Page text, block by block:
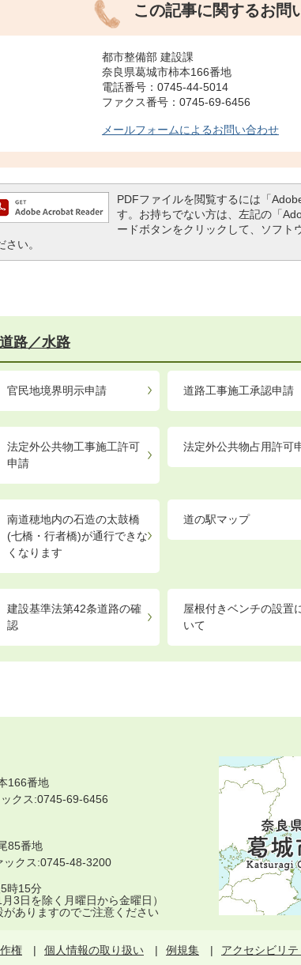
この記事に関するお問
都市整備部 建設課
奈良県葛城市柿本166番地
電話番号：0745-44-5014
ファクス番号：0745-69-6456
メールフォームによるお問い合わせ
PDFファイルを閲覧するには「
す。お持ちでない方は、左記の「
ードボタンをクリックして、ソフト
さい。
道路／水路
官民地境界明示申請 道路工事施工承認申請
法定外公共物工事施工許可
申請
法定外公共物占用許可
南道穂地内の石造の太鼓橋
(七橋・行者橋)が通行できな
くなります
道の駅マップ
建設基準法第42条道路の確
認
屋根付きベンチの設置
いて
166番地
クス:0745-69-6456
85番地
クス:0745-48-3200
時15分
3日を除く月曜日から金曜日）
ありますのでご注意ください
権 個人情報の取り扱い 例規集 アクセシビリ